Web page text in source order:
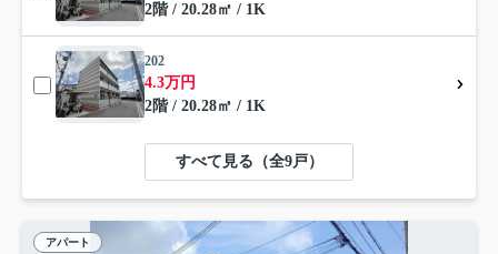
2階 / 20.28㎡ / 1K
202
4.3万円
2階 / 20.28㎡ / 1K
すべて見る（全9戸）
アパート